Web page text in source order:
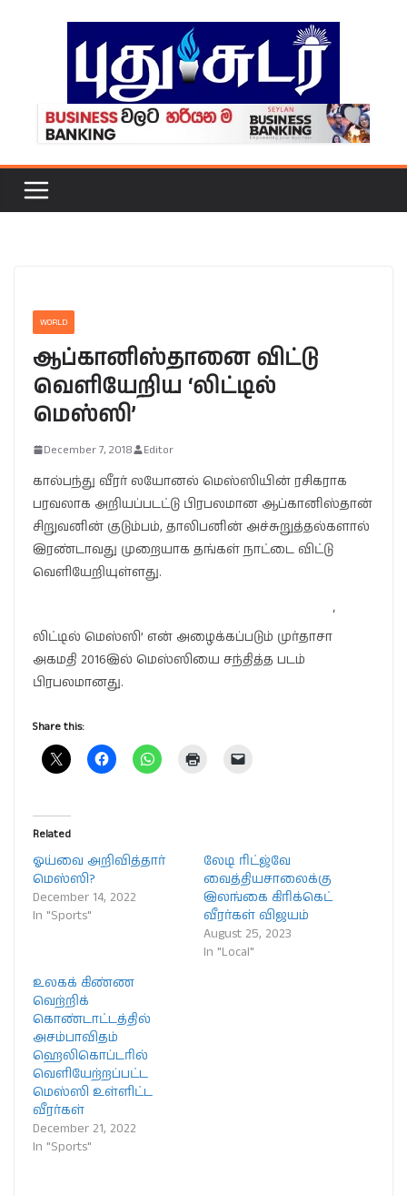
WORLD
ஆப்கானிஸ்தானை விட்டு
வெளியேறிய ‘லிட்டில்
மெஸ்ஸி’
December 7, 2018 Editor
கால்பந்து வீரர் லயோனல் மெஸ்ஸியின் ரசிகராக
பரவலாக அறியப்படட்டு பிரபலமான ஆப்கானிஸ்தான்
சிறுவனின் குடும்பம், தாலிபனின் அச்சுறுத்தல்களால்
இரண்டாவது முறையாக தங்கள் நாட்டை விட்டு
வெளியேறியுள்ளது.
‘
லிட்டில் மெஸ்ஸி’ என் அழைக்கப்படும் முர்தாசா
அகமதி 2016இல் மெஸ்ஸியை சந்தித்த படம்
பிரபலமானது.
Share this:
Related
ஓய்வை அறிவித்தார்
மெஸ்ஸி?
December 14, 2022
In "Sports"
லேடி ரிட்ஜ்வே
வைத்தியசாலைக்கு
இலங்கை கிரிக்கெட்
வீரர்கள் விஜயம்
August 25, 2023
In "Local"
உலகக் கிண்ண
வெற்றிக்
கொண்டாட்டத்தில்
அசம்பாவிதம்
ஹெலிகொப்டரில்
வெளியேற்றப்பட்ட
மெஸ்ஸி உள்ளிட்ட
வீரர்கள்
December 21, 2022
In "Sports"